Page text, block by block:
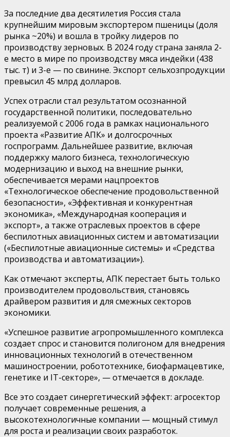
За последние два десятилетия Россия стала
крупнейшим мировым экспортером пшеницы (доля
рынка ~20%) и вошла в тройку лидеров по
производству зерновых. В 2024 году страна заняла 2-
е место в мире по производству мяса индейки (438
тыс. т) и 3-е — по свинине. Экспорт сельхозпродукции
превысил 45 млрд долларов.
Успех отрасли стал результатом осознанной
государственной политики, последовательно
реализуемой с 2006 года в рамках национального
проекта «Развитие АПК» и долгосрочных
госпрограмм. Дальнейшее развитие, включая
поддержку малого бизнеса, технологическую
модернизацию и выход на внешние рынки,
обеспечивается мерами нацпроектов
«Технологическое обеспечение продовольственной
безопасности», «Эффективная и конкурентная
экономика», «Международная кооперация и
экспорт», а также отраслевых проектов в сфере
беспилотных авиационных систем и автоматизации
(«Беспилотные авиационные системы» и «Средства
производства и автоматизации»).
Как отмечают эксперты, АПК перестает быть только
производителем продовольствия, становясь
драйвером развития и для смежных секторов
экономики.
«Успешное развитие агропромышленного комплекса
создает спрос и становится полигоном для внедрения
инновационных технологий в отечественном
машиностроении, робототехнике, биофармацевтике,
генетике и IT-секторе», —отмечается в докладе.
Все это создает синергетический эффект: агросектор
получает современные решения, а
высокотехнологичные компании — мощный стимул
для роста и реализации своих разработок.